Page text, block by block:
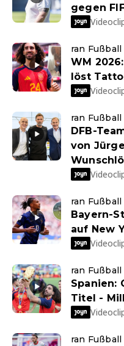
gegen
ran Fußball
WM
löst
ran Fußball
DFB-
von
ran
Bayern-
auf New
ran Fußball
Spanien:
Titel -
ran Fußball